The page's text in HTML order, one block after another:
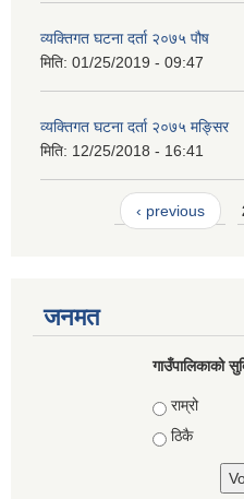
व्यक्तिगत घटना दर्ता २०७५ पौष
मिति: 01/25/2019 - 09:47
व्यक्तिगत घटना दर्ता २०७५ मङ्सिर
मिति: 12/25/2018 - 16:41
‹ previous
जनमत
गाउँपालिकाको
Choices
राम्रो
ठिकै